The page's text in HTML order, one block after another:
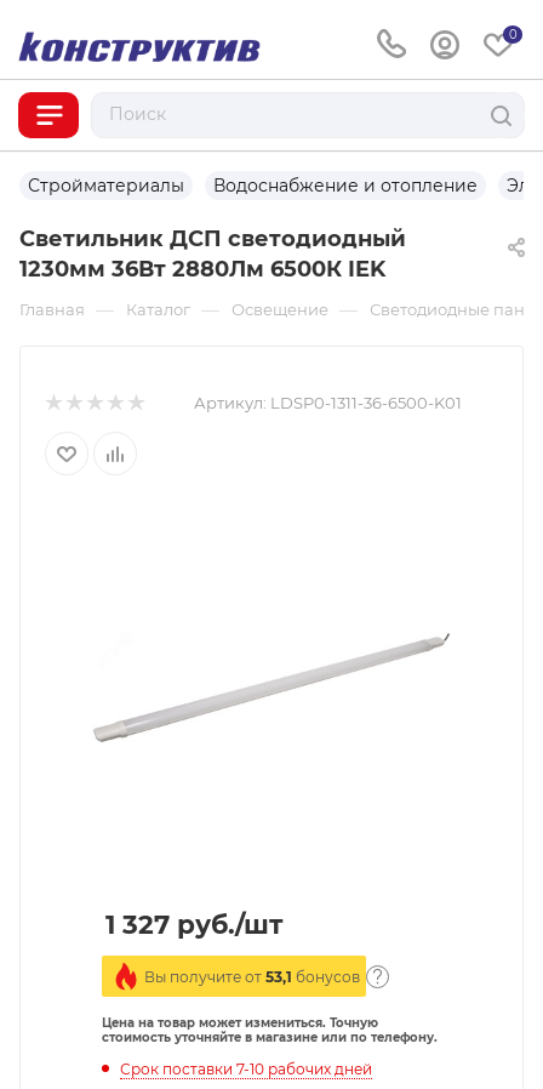
0
Стройматериалы Водоснабжение и отопление
Светильник ДСП светодиодный
1230мм 36Вт 2880Лм 6500К IEK
Главная — Каталог — Освещение — Светодиодные
Артикул: LDSP0-1311-36-6500-K01
1 327 руб./шт
Вы получите от 53,1 бонусов
Цена на товар может измениться. Точную
стоимость уточняйте в магазине или по телефону.
Срок поставки 7-10 рабочих дней